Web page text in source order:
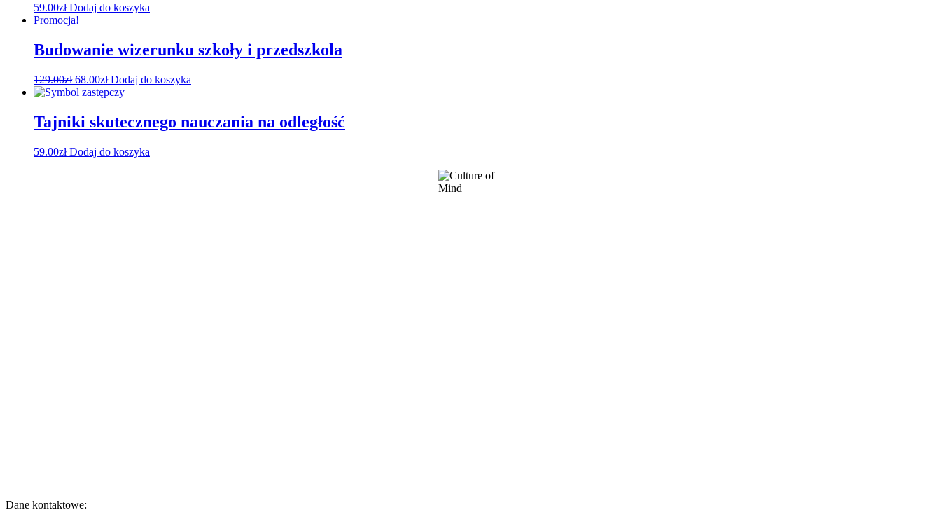
59.00zł Dodaj do koszyka
Promocja!
Budowanie wizerunku szkoły i przedszkola
129.00zł 68.00zł Dodaj do koszyka
Tajniki skutecznego nauczania na odległość
59.00zł Dodaj do koszyka
Dane kontaktowe: